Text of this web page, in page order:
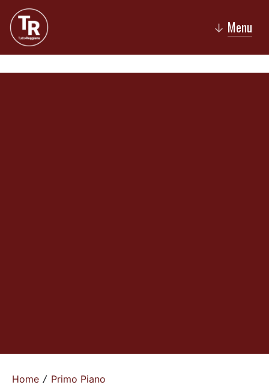
↓ Menu
Home / Primo Piano